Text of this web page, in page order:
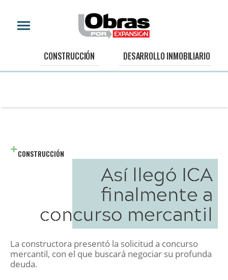
CONSTRUCCIÓN DESARROLLO INMOBILIARIO
CONSTRUCCIÓN
Así llegó ICA
finalmente a
concurso mercantil
La constructora presentó la solicitud a concurso
mercantil, con el que buscará negociar su profunda
deuda.